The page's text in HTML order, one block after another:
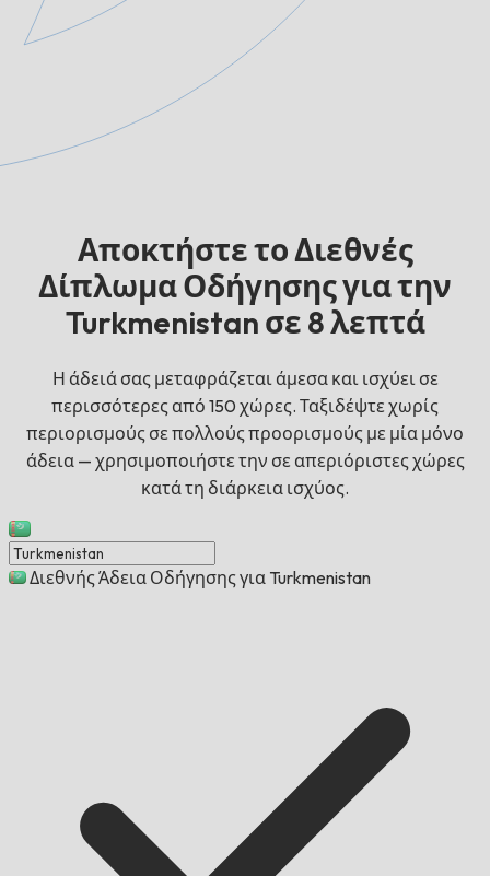
Αποκτήστε το Διεθνές
Δίπλωμα Οδήγησης για την
Turkmenistan σε 8 λεπτά
Η άδειά σας μεταφράζεται άμεσα και ισχύει σε
περισσότερες από 150 χώρες. Ταξιδέψτε χωρίς
περιορισμούς σε πολλούς προορισμούς με μία μόνο
άδεια — χρησιμοποιήστε την σε απεριόριστες χώρες
κατά τη διάρκεια ισχύος.
Διεθνής Άδεια Οδήγησης για Turkmenistan